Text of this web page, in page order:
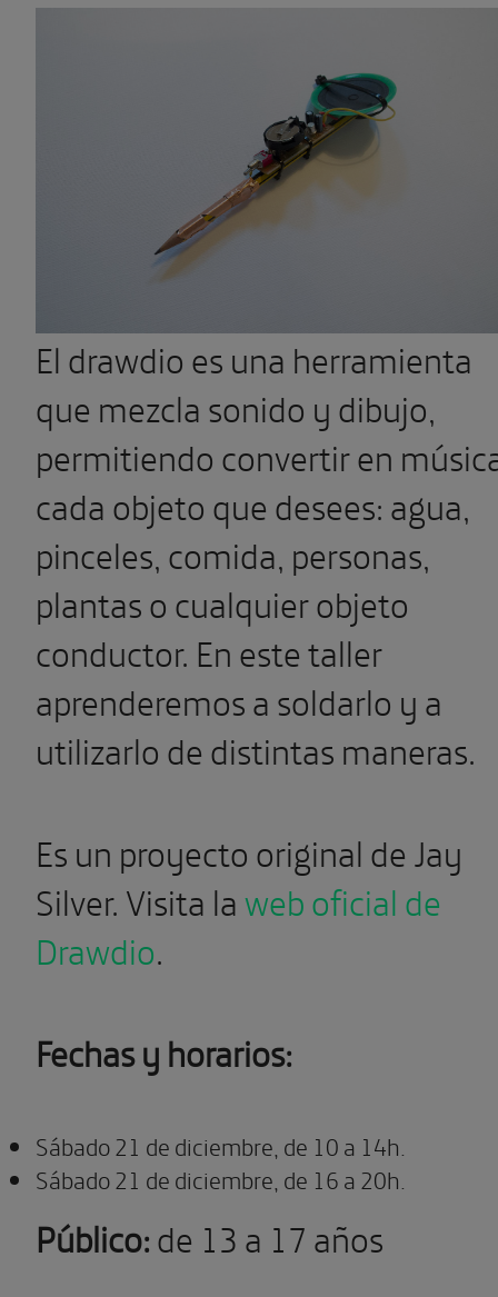
El drawdio es una herramienta
que mezcla sonido y dibujo,
permitiendo convertir en
cada objeto que desees: agua,
pinceles, comida, personas,
plantas o cualquier objeto
conductor. En este taller
aprenderemos a soldarlo y a
utilizarlo de distintas maneras.
Es un proyecto original de Jay
Silver. Visita laweb oficial de
Drawdio.
Fechas y horarios:
Sábado 21 de diciembre, de 10 a 14h.
Sábado 21 de diciembre, de 16 a 20h.
Público:de 13 a 17 años